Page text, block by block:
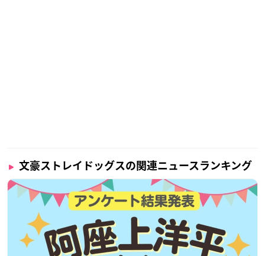
文豪ストレイドッグスの関連ニュースランキング